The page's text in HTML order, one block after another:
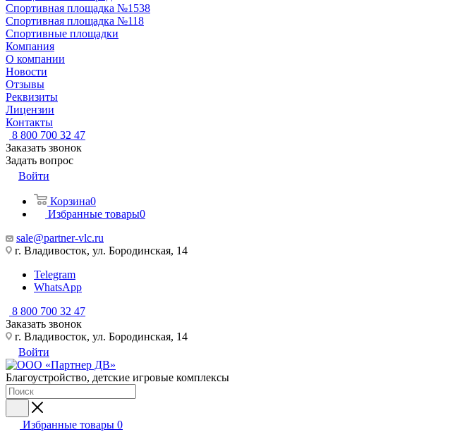
Спортивная площадка №1538
Спортивная площадка №118
Спортивные площадки
Компания
О компании
Новости
Отзывы
Реквизиты
Лицензии
Контакты
8 800 700 32 47
Заказать звонок
Задать вопрос
Войти
Корзина0
Избранные товары0
sale@partner-vlc.ru
г. Владивосток, ул. Бородинская, 14
Telegram
WhatsApp
8 800 700 32 47
Заказать звонок
г. Владивосток, ул. Бородинская, 14
Войти
Благоустройство, детские игровые комплексы
Избранные товары 0